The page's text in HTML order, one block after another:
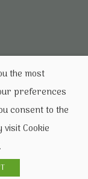
|
the most
preferences
consent to the
visit Cookie